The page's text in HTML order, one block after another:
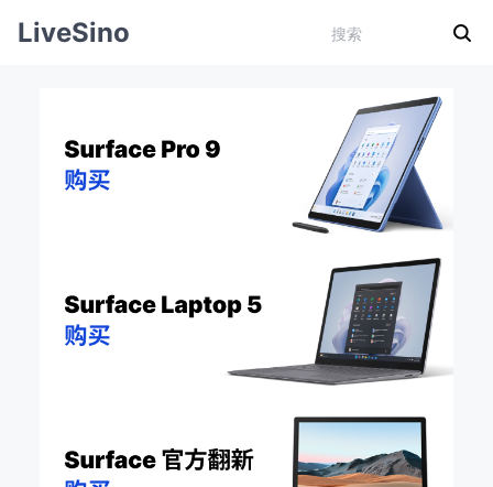
LiveSino